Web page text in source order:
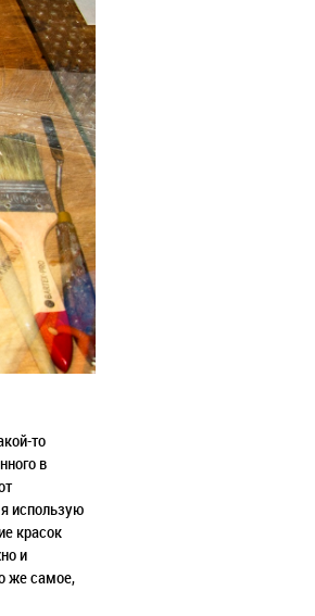
то
в
использую
красок
и
же самое,